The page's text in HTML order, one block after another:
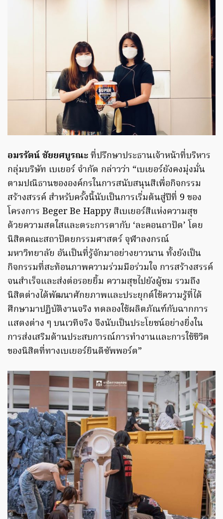
อมรรัตน์ ชัยยศบูรณะที่ปรึกษาประธานเจ้าหน้าที่บริหาร
กลุ่มบริษัท เบเยอร์ จำกัด กล่าวว่า “เบเยอร์ยังคงมุ่งมั่น
ตามปณิธานขององค์กรในการสนับสนุนสีเพื่อกิจกรรม
สร้างสรรค์ สำหรับครั้งนี้นับเป็นการเริ่มต้นสู่ปีที่ 9 ของ
โครงการ Beger Be Happy สีเบเยอร์สีแห่งความสุข
ด้วยความสดใสและตระการตากับ ‘ละคอนถาปัด’ โดย
นิสิตคณะสถาปัตยกรรมศาสตร์ จุฬาลงกรณ์
มหาวิทยาลัย อันเป็นที่รู้จักมาอย่างยาวนาน ทั้งยังเป็น
กิจกรรมที่สะท้อนภาพความร่วมมือร่วมใจ การสร้างสรรค์
จนสำเร็จและส่งต่อรอยยิ้ม ความสุขไปยังผู้ชม รวมถึง
นิสิตต่างได้พัฒนาศักยภาพและประยุกต์ใช้ความรู้ที่ได้
ศึกษามาปฏิบัติงานจริง ทดลองใช้ผลิตภัณฑ์กับฉากการ
แสดงต่าง ๆ บนเวทีจริง จึงนับเป็นประโยชน์อย่างยิ่งใน
การส่งเสริมด้านประสบการณ์การทำงานและการใช้ชีวิต
ของนิสิตที่ทางเบเยอร์ยินดีซัพพอร์ต”